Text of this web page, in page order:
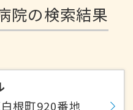
院の検索結果
根町920番地